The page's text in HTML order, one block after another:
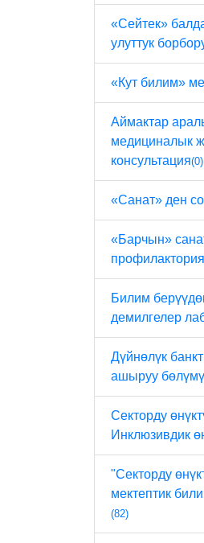
«Сейтек»
улуттук
«Кут билим»
Аймактар
медициналык
консультация(0)
«Санат» ден
«Барчын»
Билим
демилгелер
Дүйнөлүк
ашыруу бөлүмү
Секторду
Инклюзивдик
"Секторду
мектептик
(82)